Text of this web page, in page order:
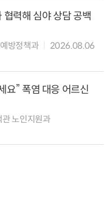
협력해 심야 상담 공백
방정책과
2026.08.06
요” 폭염 대응 어르신
노인지원과